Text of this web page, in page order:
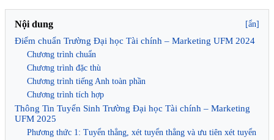
Nội dung [ẩn]
Điểm chuẩn Trường Đại học Tài chính – Marketing UFM 2024
Chương trình chuẩn
Chương trình đặc thù
Chương trình tiếng Anh toàn phần
Chương trình tích hợp
Thông Tin Tuyển Sinh Trường Đại học Tài chính – Marketing
UFM 2025
Phương thức 1: Tuyển thẳng, xét tuyển thẳng và ưu tiên xét tuyển